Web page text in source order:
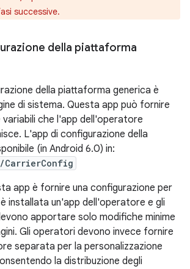
successive.
della piattaforma
della piattaforma generica è
di sistema. Questa app può fornire
che l'app dell'operatore
L'app di configurazione della
(in Android 6.0) in:
CarrierConfig
app è fornire una configurazione per
installata un'app dell'operatore e gli
apportare solo modifiche minime
Gli operatori devono invece fornire
separata per la personalizzazione
la distribuzione degli